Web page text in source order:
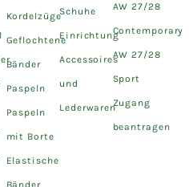
Kordelzüge
Geflochtene
Bänder
Paspeln
Paspeln
mit Borte
Elastische
Schuhe
Einrichtung
Accessoires
und
Lederwaren
AW 27/28
Contemporary
AW 27/28
Sport
Zugang
beantragen